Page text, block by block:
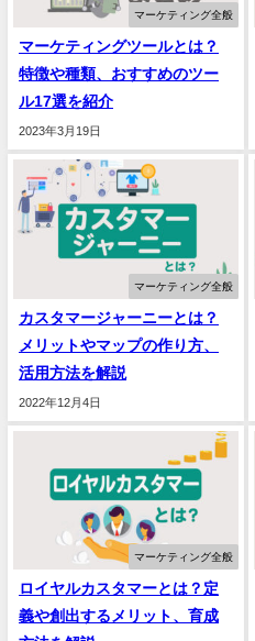
マーケティング全般
マーケティングツールとは？
特徴や種類、おすすめのツー
ル17選を紹介
2023年3月19日
マーケティング全般
カスタマージャーニーとは？
メリットやマップの作り方、
活用方法を解説
2022年12月4日
マーケティング全般
ロイヤルカスタマーとは？定
義や創出するメリット、育成